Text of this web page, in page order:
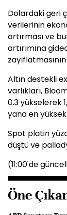
Dolardaki geri
verilerinin
artırması ve
artırımına
Altın destekli
varlıkları,
0.3 yükselerek
yana en yüksek
Spot platin
düştü ve
(11:00'de
Öne